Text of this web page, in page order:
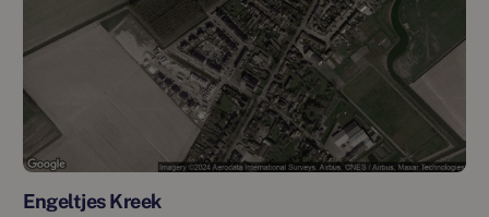
Engeltjes Kreek